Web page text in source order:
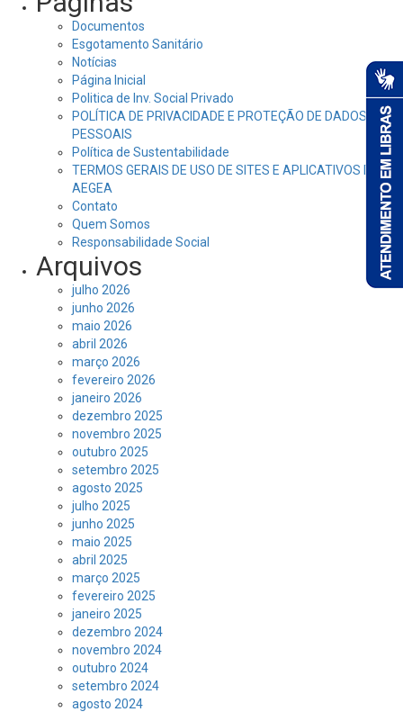
Documentos
Esgotamento Sanitário
Notícias
Página Inicial
Politica de Inv. Social Privado
POLÍTICA DE PRIVACIDADE E PROTEÇÃO DE DADOS
PESSOAIS
Política de Sustentabilidade
TERMOS GERAIS DE USO DE SITES E APLICATIVOS DA
AEGEA
Contato
Quem Somos
Responsabilidade Social
Arquivos
julho 2026
junho 2026
maio 2026
abril 2026
março 2026
fevereiro 2026
janeiro 2026
dezembro 2025
novembro 2025
outubro 2025
setembro 2025
agosto 2025
julho 2025
junho 2025
maio 2025
abril 2025
março 2025
fevereiro 2025
janeiro 2025
dezembro 2024
novembro 2024
outubro 2024
setembro 2024
agosto 2024